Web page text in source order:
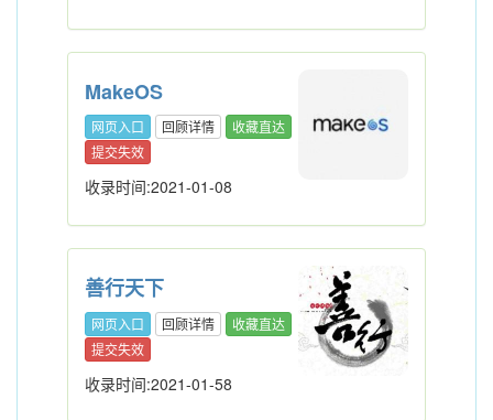
MakeOS
网页入口 回顾详情
收藏直达
提交失效
收录时间:2021-01-08
善行天下
网页入口 回顾详情
收藏直达
提交失效
收录时间:2021-01-58